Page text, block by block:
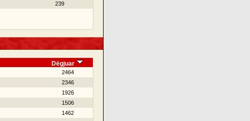
239
Dëgjuar
2464
2346
1926
1506
1462